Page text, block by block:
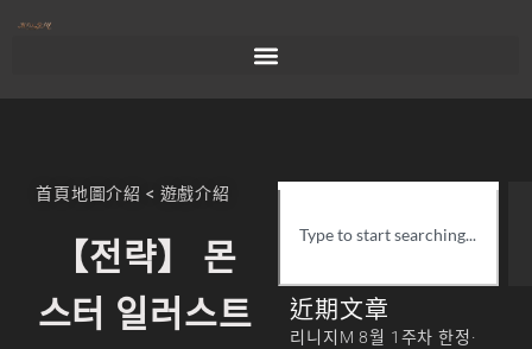
首頁地圖介紹 < 遊戲介紹
【전략】 몬
스터 일러스트
近期文章
리니지M 8월 1주차 한정·